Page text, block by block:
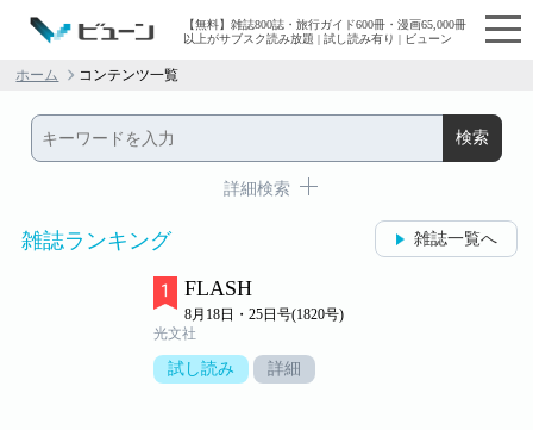
【無料】雑誌800誌・旅行ガイド600冊・漫画65,000冊
以上がサブスク読み放題 | 試し読み有り | ビューン
ホーム コンテンツ一覧
詳細検索
雑誌ランキング 雑誌一覧へ
FLASH
8月18日・25日号(1820号)
光文社
試し読み 詳細